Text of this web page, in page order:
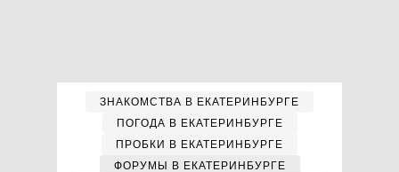
ЗНАКОМСТВА В ЕКАТЕРИНБУРГЕ
ПОГОДА В ЕКАТЕРИНБУРГЕ
ПРОБКИ В ЕКАТЕРИНБУРГЕ
ФОРУМЫ В ЕКАТЕРИНБУРГЕ